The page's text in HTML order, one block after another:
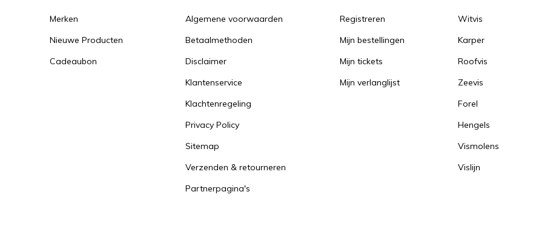
Merken
Nieuwe Producten
Cadeaubon
Algemene voorwaarden
Betaalmethoden
Disclaimer
Klantenservice
Klachtenregeling
Privacy Policy
Sitemap
Verzenden & retourneren
Partnerpagina's
Registreren
Mijn bestellingen
Mijn tickets
Mijn verlanglijst
Witvis
Karper
Roofvis
Zeevis
Forel
Hengels
Vismolens
Vislijn